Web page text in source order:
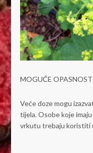
MOGUĆE
Veće doze mogu
tijela. Osobe koje
vrkutu trebaju koristiti